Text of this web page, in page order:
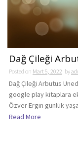
Dağ Çileği
Posted on Mart 5, 2022 by
Dağ Çileği Arbutus
google play kitaplara
Özver Ergin günlük
Read More